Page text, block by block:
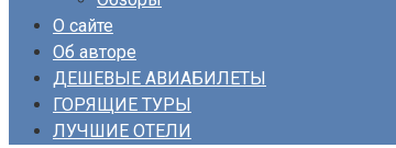
О сайте
Об авторе
ДЕШЕВЫЕ АВИАБИЛЕТЫ
ГОРЯЩИЕ ТУРЫ
ЛУЧШИЕ ОТЕЛИ